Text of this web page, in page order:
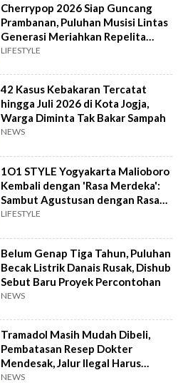
Cherrypop 2026 Siap Guncang
Prambanan, Puluhan Musisi Lintas
Generasi Meriahkan Repelita
Musik
LIFESTYLE
42 Kasus Kebakaran Tercatat
hingga Juli 2026 di Kota Jogja,
Warga Diminta Tak Bakar Sampah
NEWS
1O1 STYLE Yogyakarta Malioboro
Kembali dengan 'Rasa Merdeka':
Sambut Agustusan dengan Rasa
dan Tawa
LIFESTYLE
Belum Genap Tiga Tahun, Puluhan
Becak Listrik Danais Rusak, Dishub
Sebut Baru Proyek Percontohan
NEWS
Tramadol Masih Mudah Dibeli,
Pembatasan Resep Dokter
Mendesak, Jalur Ilegal Harus
Distop
NEWS